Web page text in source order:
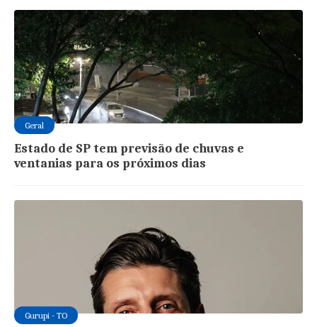
Geral
Estado de SP tem previsão de chuvas e
ventanias para os próximos dias
Gurupi - TO